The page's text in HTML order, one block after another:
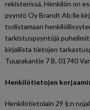
rekisterissä. Henkilön on
pyyntö Oy Brandt Ab:lle
todistamaan
tarkistuspyyntöjä
kirjallista tietojen
Tuupakantie 7 B, 01740
Henkilötietojen
Henkilötietolain 29 §:n